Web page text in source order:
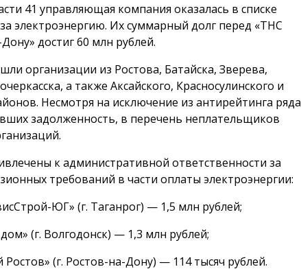
41 управляющая компания оказалась в списке
электроэнергию. Их суммарный долг перед «ТНС
достиг 60 млн рублей.
организации из Ростова, Батайска, Зверева,
а также Аксайского, Красносулинского и
Несмотря на исключение из антирейтинга ряда
задолженность, в перечень неплательщиков
к административной ответственности за
требований в части оплаты электроэнергии:
ЮГ» (г. Таганрог) — 1,5 млн рублей;
(г. Волгодонск) — 1,3 млн рублей;
(г. Ростов-на-Дону) — 114 тысяч рублей.